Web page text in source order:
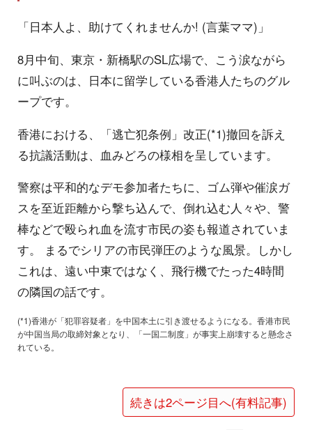
「日本人よ、助けてくれませんか! (言葉ママ)」
8月中旬、東京・新橋駅のSL広場で、こう涙ながら
に叫ぶのは、日本に留学している香港人たちのグル
ープです。
香港における、「逃亡犯条例」改正(*1)撤回を訴え
る抗議活動は、血みどろの様相を呈しています。
警察は平和的なデモ参加者たちに、ゴム弾や催涙ガ
スを至近距離から撃ち込んで、倒れ込む人々や、警
棒などで殴られ血を流す市民の姿も報道されていま
す。 まるでシリアの市民弾圧のような風景。しかし
これは、遠い中東ではなく、飛行機でたった4時間
の隣国の話です。
(*1)香港が「犯罪容疑者」を中国本土に引き渡せるようになる。香港市民
が中国当局の取締対象となり、「一国二制度」が事実上崩壊すると懸念さ
れている。
続きは2ページ目へ(有料記事)